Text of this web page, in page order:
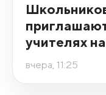
учителях
вчера, 11:25